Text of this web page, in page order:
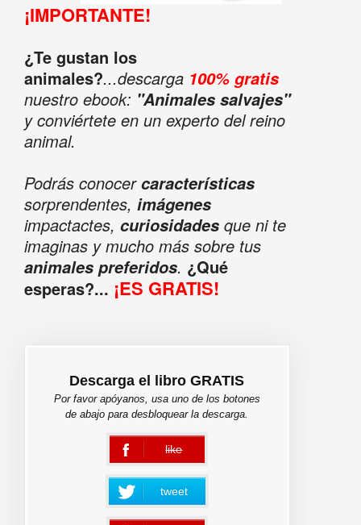
¡IMPORTANTE!
¿Te gustan los
animales?...descarga 100% gratis
nuestro ebook: "Animales salvajes"
y conviértete en un experto del reino
animal.
Podrás conocercaracterísticas
sorprendentes, imágenes
impactactes, curiosidadesque ni te
imaginas y mucho más sobre tus
animales preferidos. ¿Qué
esperas?... ¡ES GRATIS!
Descarga el libro GRATIS
Por favor apóyanos, usa uno de los botones
de abajo para desbloquear la descarga.
like
error
tweet